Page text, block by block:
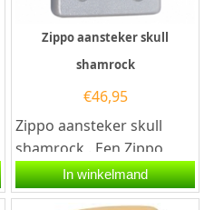
Zippo aansteker skull
shamrock
€46,95
Zippo aansteker skull
shamrock . Een Zippo
aansteker is een
kwalitatief
In winkelmand